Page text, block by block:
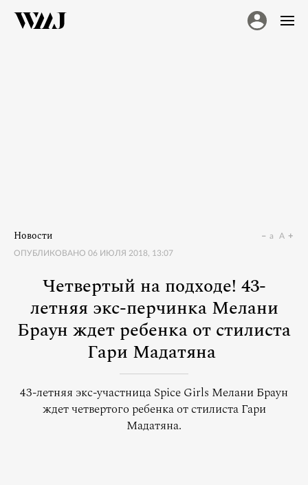
Новости
ОПУБЛИКОВАНО 06 ИЮЛЯ 2018, 13:07
a A
Четвертый на подходе! 43-
летняя экс-перчинка Мелани
Браун ждет ребенка от стилиста
Гари Мадатяна
43-летняя экс-участница Spice Girls Мелани Браун
ждет четвертого ребенка от стилиста Гари
Мадатяна.